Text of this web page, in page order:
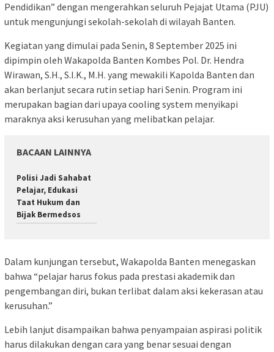
Pendidikan” dengan mengerahkan seluruh Pejajat Utama (PJU)
untuk mengunjungi sekolah-sekolah di wilayah Banten.
Kegiatan yang dimulai pada Senin, 8 September 2025 ini
dipimpin oleh Wakapolda Banten Kombes Pol. Dr. Hendra
Wirawan, S.H., S.I.K., M.H. yang mewakili Kapolda Banten dan
akan berlanjut secara rutin setiap hari Senin. Program ini
merupakan bagian dari upaya cooling system menyikapi
maraknya aksi kerusuhan yang melibatkan pelajar.
BACAAN LAINNYA
Polisi Jadi Sahabat
Pelajar, Edukasi
Taat Hukum dan
Bijak Bermedsos
Dalam kunjungan tersebut, Wakapolda Banten menegaskan
bahwa “pelajar harus fokus pada prestasi akademik dan
pengembangan diri, bukan terlibat dalam aksi kekerasan atau
kerusuhan.”
Lebih lanjut disampaikan bahwa penyampaian aspirasi politik
harus dilakukan dengan cara yang benar sesuai dengan